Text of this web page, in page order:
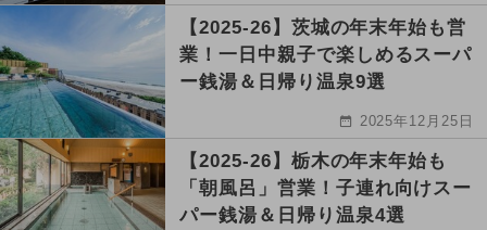
【2025-26】茨城の年末年始も営
業！一日中親子で楽しめるスーパ
ー銭湯＆日帰り温泉9選
2025年12月25日
【2025-26】栃木の年末年始も
「朝風呂」営業！子連れ向けスー
パー銭湯＆日帰り温泉4選